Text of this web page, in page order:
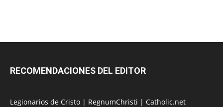
RECOMENDACIONES DEL EDITOR
Legionarios de Cristo | RegnumChristi | Catholic.net